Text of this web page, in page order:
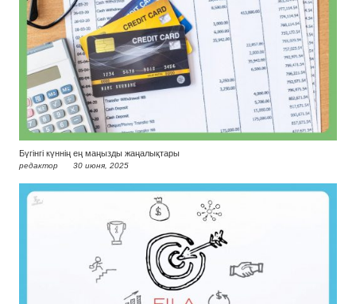
Бүгінгі күннің ең маңызды жаңалықтары
редактор 30 июня, 2025